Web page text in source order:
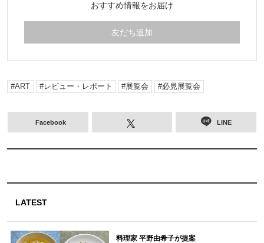
おすすめ情報をお届け
友だち追加
ART レビュー・レポート 展覧会 必見展覧会
Facebook LINE
LATEST
料理家 平野由希子が提案